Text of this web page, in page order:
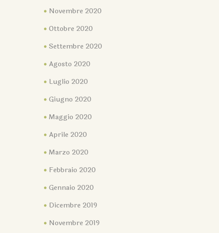
Novembre 2020
Ottobre 2020
Settembre 2020
Agosto 2020
Luglio 2020
Giugno 2020
Maggio 2020
Aprile 2020
Marzo 2020
Febbraio 2020
Gennaio 2020
Dicembre 2019
Novembre 2019